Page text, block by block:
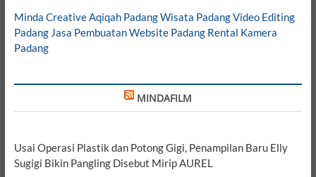
Minda CreativeAqiqah PadangWisata PadangVideo Editing
Padang Jasa Pembuatan Website Padang Rental Kamera
Padang
MINDAFILM
Usai Operasi Plastik dan Potong Gigi, Penampilan Baru Elly
Sugigi Bikin Pangling Disebut Mirip AUREL